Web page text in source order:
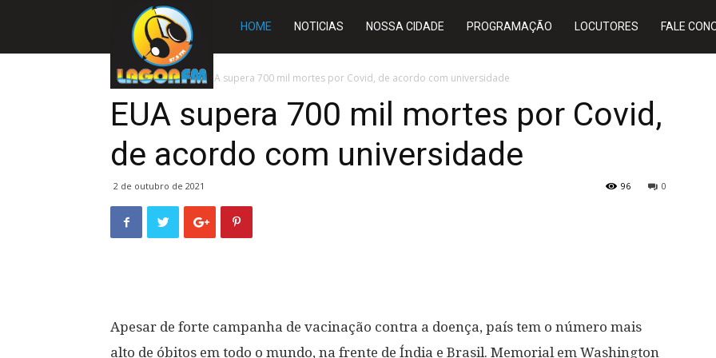
Rádio
Lagoa
FM
HOME NOTICIAS NOSSA CIDADE PROGRAMAÇÃO LOCUTORES FALE
Início MUNDO EUA supera 700 mil mortes por Covid, de acordo com universidade
EUA supera 700 mil mortes por Covid,
de acordo com universidade
2 de outubro de 2021 0
96
Apesar de forte campanha de vacinação contra a doença, país tem o número mais
alto de óbitos em todo o mundo, na frente de Índia e Brasil. Memorial em Washington